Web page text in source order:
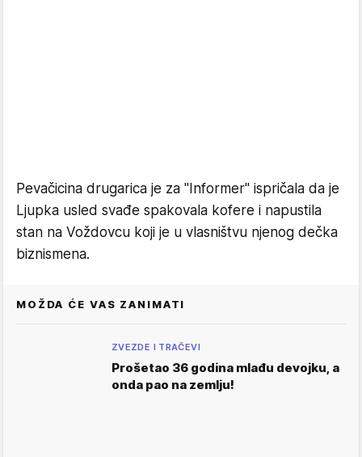
Pevačicina drugarica je za "Informer" ispričala da je
Ljupka usled svađe spakovala kofere i napustila
stan na Voždovcu koji je u vlasništvu njenog dečka
biznismena.
MOŽDA ĆE VAS ZANIMATI
ZVEZDE I TRAČEVI
Prošetao 36 godina mlađu devojku, a
onda pao na zemlju!